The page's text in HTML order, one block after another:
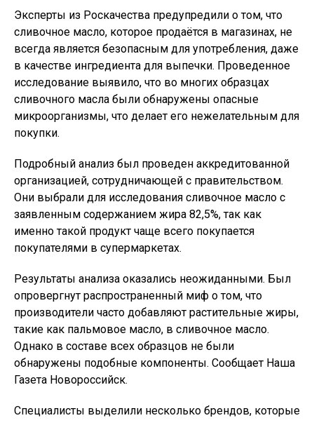
Эксперты из Роскачества предупредили о том, что
сливочное масло, которое продаётся в магазинах, не
всегда является безопасным для употребления, даже
в качестве ингредиента для выпечки. Проведенное
исследование выявило, что во многих образцах
сливочного масла были обнаружены опасные
микроорганизмы, что делает его нежелательным для
покупки.
Подробный анализ был проведен аккредитованной
организацией, сотрудничающей с правительством.
Они выбрали для исследования сливочное масло с
заявленным содержанием жира 82,5%, так как
именно такой продукт чаще всего покупается
покупателями в супермаркетах.
Результаты анализа оказались неожиданными. Был
опровергнут распространенный миф о том, что
производители часто добавляют растительные жиры,
такие как пальмовое масло, в сливочное масло.
Однако в составе всех образцов не были
обнаружены подобные компоненты. Сообщает Наша
Газета Новороссийск.
Специалисты выделили несколько брендов, которые